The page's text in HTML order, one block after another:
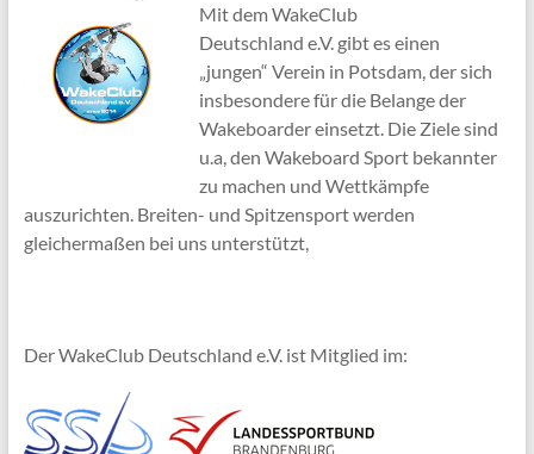
Mit dem WakeClub
Deutschland e.V. gibt es einen
„jungen“ Verein in Potsdam, der sich
insbesondere für die Belange der
Wakeboarder einsetzt. Die Ziele sind
u.a, den Wakeboard Sport bekannter
zu machen und Wettkämpfe
auszurichten. Breiten- und Spitzensport werden
gleichermaßen bei uns unterstützt,
Der WakeClub Deutschland e.V. ist Mitglied im: